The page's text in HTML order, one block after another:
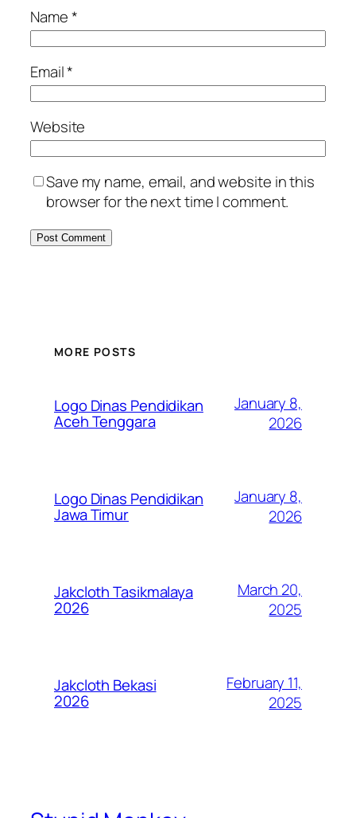
Name*
Email*
Website
Save my name, email, and website in this
browser for the next time I comment.
MORE POSTS
Logo Dinas Pendidikan
Aceh Tenggara
January 8,
2026
Logo Dinas Pendidikan
Jawa Timur
January 8,
2026
Jakcloth Tasikmalaya
2026
March 20,
2025
Jakcloth Bekasi
2026
February 11,
2025